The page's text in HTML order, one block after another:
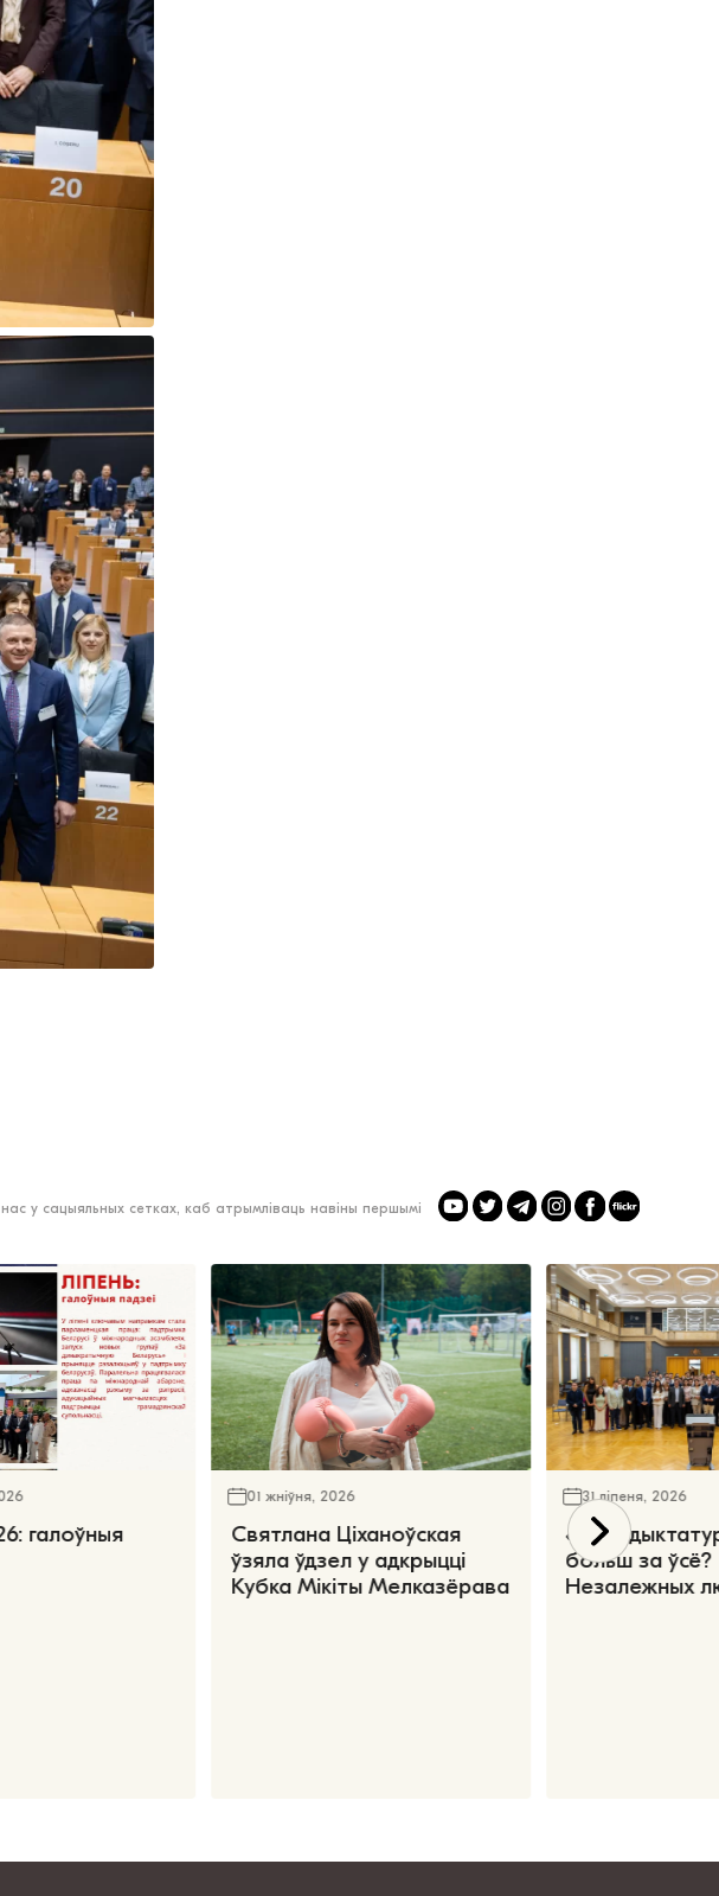
у сацыяльных сетках, каб атрымліваць навіны першымі
галоўныя
01 жніўня, 2026
Святлана Ціханоўская
ўзяла ўдзел у адкрыцці
Кубка Мікіты Мелказёрава
31 ліпеня, 2026
«Чаго
больш за ўсё?
Незалежных